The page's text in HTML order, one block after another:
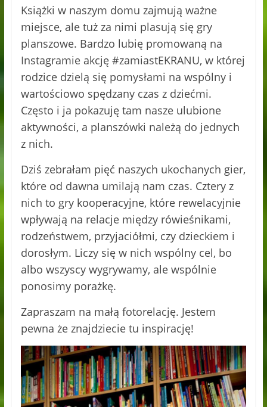
Książki w naszym domu zajmują ważne
miejsce, ale tuż za nimi plasują się gry
planszowe. Bardzo lubię promowaną na
Instagramie akcję #zamiastEKRANU, w której
rodzice dzielą się pomysłami na wspólny i
wartościowo spędzany czas z dziećmi.
Często i ja pokazuję tam nasze ulubione
aktywności, a planszówki należą do jednych
z nich.
Dziś zebrałam pięć naszych ukochanych gier,
które od dawna umilają nam czas. Cztery z
nich to gry kooperacyjne, które rewelacyjnie
wpływają na relacje między rówieśnikami,
rodzeństwem, przyjaciółmi, czy dzieckiem i
dorosłym. Liczy się w nich wspólny cel, bo
albo wszyscy wygrywamy, ale wspólnie
ponosimy porażkę.
Zapraszam na małą fotorelację. Jestem
pewna że znajdziecie tu inspirację!